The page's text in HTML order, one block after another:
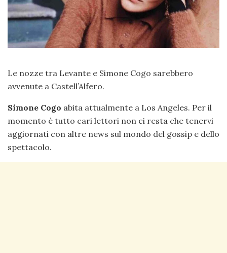
Le nozze tra Levante e Simone Cogo sarebbero
avvenute a Castell’Alfero.
Simone Cogo abita attualmente a Los Angeles. Per il
momento è tutto cari lettori non ci resta che tenervi
aggiornati con altre news sul mondo del gossip e dello
spettacolo.